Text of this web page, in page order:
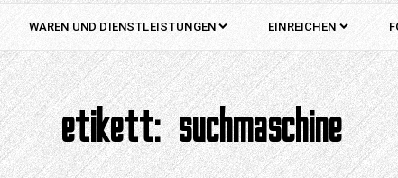
WAREN UND DIENSTLEISTUNGEN EINREICHEN
etikett:suchmaschine